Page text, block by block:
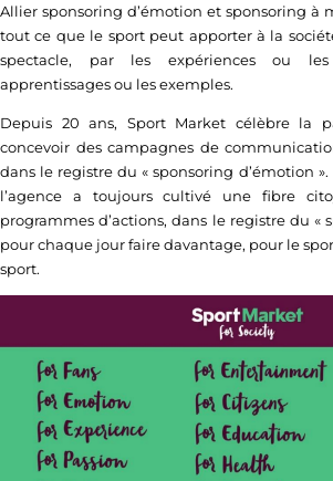
Allier sponsoring d’émotion et sponsoring à
tout ce que le sport peut apporter à la
spectacle, par les expériences ou
apprentissages ou les exemples.
Depuis 20 ans, Sport Market célèbre la
concevoir des campagnes de
dans le registre du « sponsoring d’émotion
l’agence a toujours cultivé une fibre
programmes d’actions, dans le registre du «
pour chaque jour faire davantage, pour le
sport.